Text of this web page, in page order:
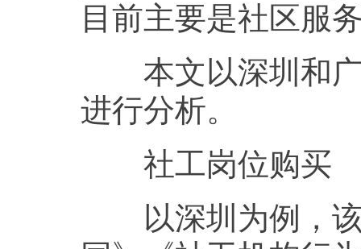
目前主要是社区服
本文以深圳和广
进行分析。
社工岗位购买
以深圳为例，该